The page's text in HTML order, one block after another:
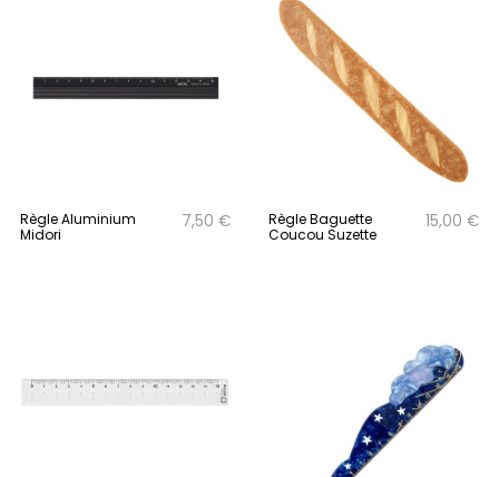
Règle Aluminium
Midori
7,50 €
Règle Baguette
Coucou Suzette
15,00 €